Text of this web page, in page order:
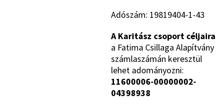
Adószám: 19819404-1-43
A Karitász csoport céljaira
a Fatima Csillaga Alapítvány
számlaszámán keresztül
lehet adományozni:
11600006-00000002-
04398938